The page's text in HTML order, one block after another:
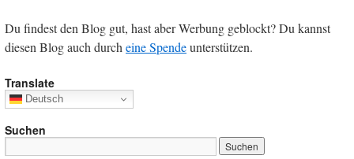
Du findest den Blog gut, hast aber Werbung geblockt? Du kannst
diesen Blog auch durcheine Spendeunterstützen.
Translate
Deutsch
Suchen